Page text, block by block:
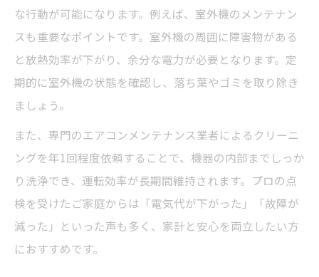
な行動が可能になります。例えば、室外機のメンテナン
スも重要なポイントです。室外機の周囲に障害物がある
と放熱効率が下がり、余分な電力が必要となります。定
期的に室外機の状態を確認し、落ち葉やゴミを取り除き
ましょう。
また、専門のエアコンメンテナンス業者によるクリーニ
ングを年1回程度依頼することで、機器の内部までしっか
り洗浄でき、運転効率が長期間維持されます。プロの点
検を受けたご家庭からは「電気代が下がった」「故障が
減った」といった声も多く、家計と安心を両立したい方
におすすめです。